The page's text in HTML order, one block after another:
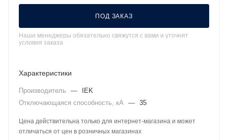
ПОД ЗАКАЗ
Наши менеджеры обязательно свяжутся с вами и уточнят
условия заказа
Характеристики
Производитель —
IEK
Отключающаяся способность, кА — 35
Цена действительна только для интернет-магазина и может
отличаться от цен в розничных магазинах